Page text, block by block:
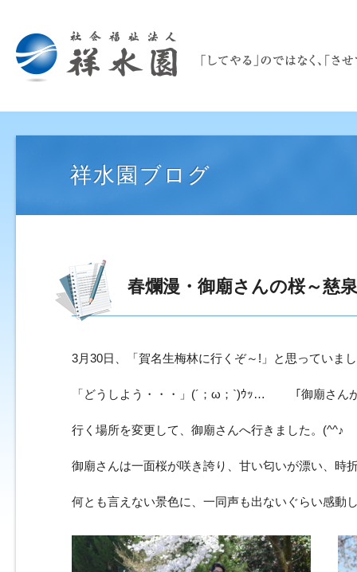
祥水園ブログ
春爛漫・御廟さんの桜～慈
3月30日、「賀名生梅林に行くぞ～!」と思っていま
「どうしよう・・・」(´；ω；`)ｳｯ… 「御廟さん
行く場所を変更して、御廟さんへ行きました。(^^♪
御廟さんは一面桜が咲き誇り、甘い匂いが漂い、時
何とも言えない景色に、一同声も出ないぐらい感動